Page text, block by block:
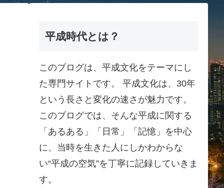
平成時代とは？
このブログは、平成文化をテーマにし
た専門サイトです。 平成文化は、30年
という長さと変化の速さが魅力です。
このブログでは、そんな平成に関する
「あるある」「日常」「記憶」を中心
に、当時を生きた人にしかわからな
い“平成の空気”を丁寧に記録していきま
す。